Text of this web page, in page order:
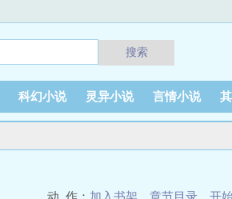
搜索
科幻小说 灵异小说 言情小说